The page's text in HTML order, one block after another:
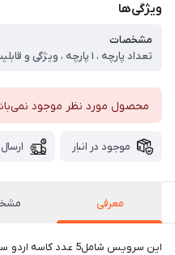
ویژگی‌ها
مشخصات
محصول مورد نظر موجود
موجود در انبار
معرفی
این سرویس شامل5